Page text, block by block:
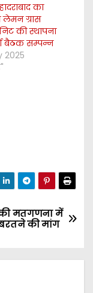
का
लेमन ग्रास
की स्थापना
बैठक सम्पन्न
2025
मतगणना में
बरतने की मांग